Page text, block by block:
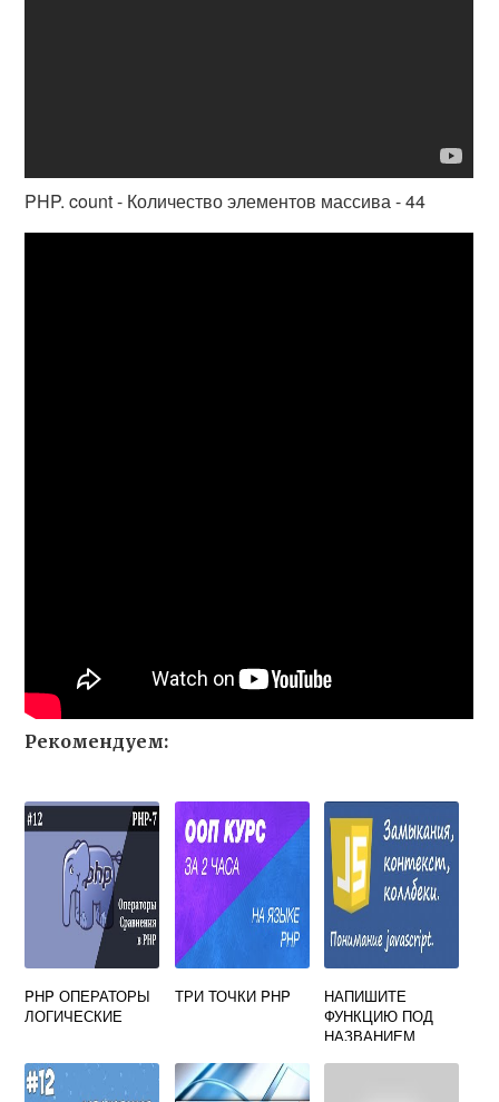
PHP. count - Количество элементов массива - 44
Рекомендуем:
PHP ОПЕРАТОРЫ
ЛОГИЧЕСКИЕ
ТРИ ТОЧКИ PHP
НАПИШИТЕ
ФУНКЦИЮ ПОД
НАЗВАНИЕМ